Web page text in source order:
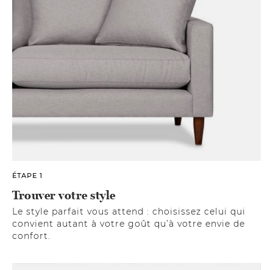
ÉTAPE 1
Trouver votre style
Le style parfait vous attend : choisissez celui qui
convient autant à votre goût qu’à votre envie de
confort.